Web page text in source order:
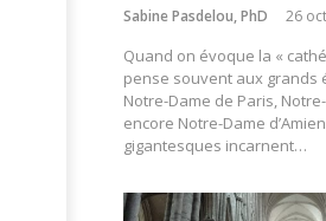
Sabine Pasdelou, PhD 26
Quand on évoque la «
pense souvent aux grands
Notre-Dame de Paris,
encore Notre-Dame
gigantesques incarnent…